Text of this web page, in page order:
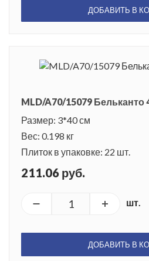
ДОБАВИТЬ В
MLD/A70/15079 Бельканто
Размер: 3*40 см
Вес: 0.198 кг
Плиток в упаковке: 22 шт.
211.06 руб.
шт.
ДОБАВИТЬ В